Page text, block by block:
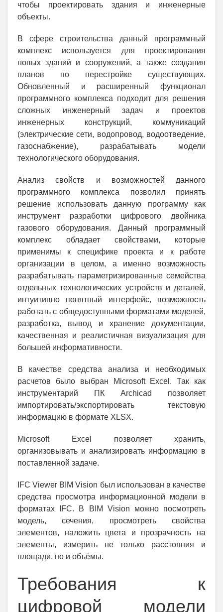
чтобы проектировать здания и инженерные
объекты.
В сфере строительства данный программный
комплекс используется для проектирования
новых зданий и сооружений, а также создания
планов по перестройке существующих.
Обновленный и расширенный функционал
программного комплекса подходит для решения
сложных инженерный задач и проектов
инженерных конструкций, коммуникаций
(электрические сети, водопровод, водоотведение,
газоснабжение), разрабатывать модели
технологического оборудования.
Анализ свойств и возможностей данного
программного комплекса позволил принять
решение использовать данную программу как
инструмент разработки цифрового двойника
газового оборудования. Данный программный
комплекс обладает свойствами, которые
применимы к специфике проекта и к работе
организации в целом, а именно возможность
разрабатывать параметризированные семейства
отдельных технологических устройств и деталей,
интуитивно понятный интерфейс, возможность
работать с общедоступными форматами моделей,
разработка, вывод и хранение документации,
качественная и реалистичная визуализация для
большей информативности.
В качестве средства анализа и необходимых
расчетов было выбран Microsoft Excel. Так как
инструментарий ПК Archicad позволяет
импортировать/экспортировать текстовую
информацию в формате XLSX.
Microsoft Excel позволяет хранить,
организовывать и анализировать информацию в
поставленной задаче.
IFC Viewer BIM Vision был использован в качестве
средства просмотра информационной модели в
форматах IFC. В BIM Vision можно посмотреть
модель, сечения, просмотреть свойства
элементов, наложить цвета и прозрачность на
элементы, измерить не только расстояния и
площади, но и объёмы.
Требования к
цифровой модели